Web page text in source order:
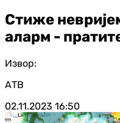
Стиже
аларм -
Извор:
АТВ
02.11.2023 16:50